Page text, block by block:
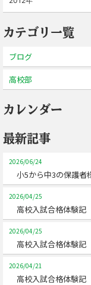
カテゴリ一覧
ブログ
高校部
カレンダー
最新記事
2026/06/24
小5から中3の保護者
2026/04/25
高校入試合格体験
2026/04/25
高校入試合格体験
2026/04/21
高校入試合格体験記